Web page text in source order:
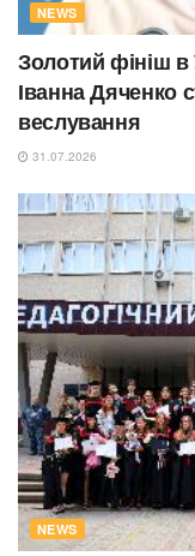
NEWS
Золотий фініш
Іванна Дяченко
веслування
31.07.2026
NEWS